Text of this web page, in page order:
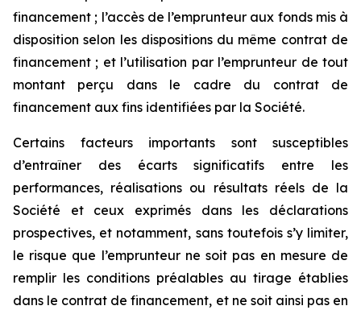
financement ; l’accès de l’emprunteur aux fonds mis à
disposition selon les dispositions du même contrat de
financement ; et l’utilisation par l’emprunteur de tout
montant perçu dans le cadre du contrat de
financement aux fins identifiées par la Société.
Certains facteurs importants sont susceptibles
d’entraîner des écarts significatifs entre les
performances, réalisations ou résultats réels de la
Société et ceux exprimés dans les déclarations
prospectives, et notamment, sans toutefois s’y limiter,
le risque que l’emprunteur ne soit pas en mesure de
remplir les conditions préalables au tirage établies
dans le contrat de financement, et ne soit ainsi pas en